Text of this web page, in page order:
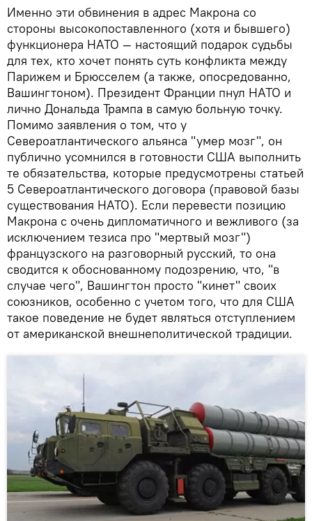
Именно эти обвинения в адрес Макрона со
стороны высокопоставленного (хотя и бывшего)
функционера НАТО — настоящий подарок судьбы
для тех, кто хочет понять суть конфликта между
Парижем и Брюсселем (а также, опосредованно,
Вашингтоном). Президент Франции пнул НАТО и
лично Дональда Трампа в самую больную точку.
Помимо заявления о том, что у
Североатлантического альянса "умер мозг", он
публично усомнился в готовности США выполнить
те обязательства, которые предусмотрены статьей
5 Североатлантического договора (правовой базы
существования НАТО). Если перевести позицию
Макрона с очень дипломатичного и вежливого (за
исключением тезиса про "мертвый мозг")
французского на разговорный русский, то она
сводится к обоснованному подозрению, что, "в
случае чего", Вашингтон просто "кинет" своих
союзников, особенно с учетом того, что для США
такое поведение не будет являться отступлением
от американской внешнеполитической традиции.